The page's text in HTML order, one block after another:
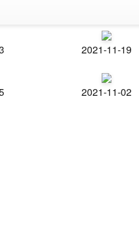
2021-11-19
2021-11-02